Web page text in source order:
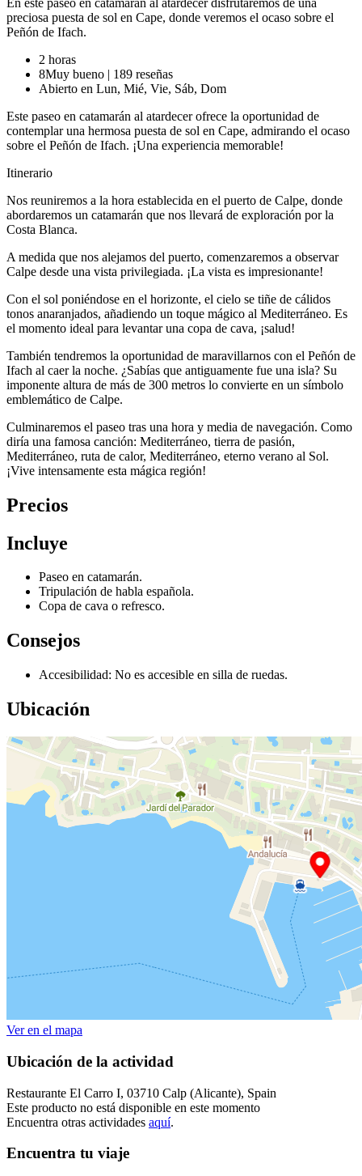
preciosa puesta de sol en Cape, donde veremos el ocaso sobre el
Peñón de Ifach.
2 horas
8Muy bueno | 189 reseñas
Abierto en Lun, Mié, Vie, Sáb, Dom
Este paseo en catamarán al atardecer ofrece la oportunidad de
contemplar una hermosa puesta de sol en Cape, admirando el ocaso
sobre el Peñón de Ifach. ¡Una experiencia memorable!
Itinerario
Nos reuniremos a la hora establecida en el puerto de Calpe, donde
abordaremos un catamarán que nos llevará de exploración por la
Costa Blanca.
A medida que nos alejamos del puerto, comenzaremos a observar
Calpe desde una vista privilegiada. ¡La vista es impresionante!
Con el sol poniéndose en el horizonte, el cielo se tiñe de cálidos
tonos anaranjados, añadiendo un toque mágico al Mediterráneo. Es
el momento ideal para levantar una copa de cava, ¡salud!
También tendremos la oportunidad de maravillarnos con el Peñón de
Ifach al caer la noche. ¿Sabías que antiguamente fue una isla? Su
imponente altura de más de 300 metros lo convierte en un símbolo
emblemático de Calpe.
Culminaremos el paseo tras una hora y media de navegación. Como
diría una famosa canción: Mediterráneo, tierra de pasión,
Mediterráneo, ruta de calor, Mediterráneo, eterno verano al Sol.
¡Vive intensamente esta mágica región!
Precios
Incluye
Paseo en catamarán.
Tripulación de habla española.
Copa de cava o refresco.
Consejos
Accesibilidad: No es accesible en silla de ruedas.
Ubicación
Ver en el mapa
Ubicación de la actividad
Restaurante El Carro I, 03710 Calp (Alicante), Spain
Este producto no está disponible en este momento
Encuentra otras actividades aquí.
Encuentra tu viaje